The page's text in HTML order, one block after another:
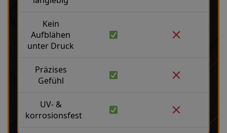
Kein
Aufblähen
unter Druck
Präzises
Gefühl
UV- &
korrosionsfest